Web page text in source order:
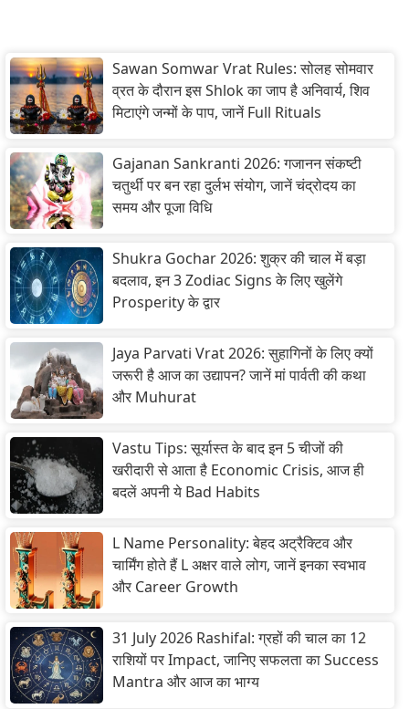
Sawan Somwar Vrat Rules: सोलह सोमवार
व्रत के दौरान इस Shlok का जाप है अनिवार्य, शिव
मिटाएंगे जन्मों के पाप, जानें Full Rituals
Gajanan Sankranti 2026: गजानन संकष्टी
चतुर्थी पर बन रहा दुर्लभ संयोग, जानें चंद्रोदय का
समय और पूजा विधि
Shukra Gochar 2026: शुक्र की चाल में बड़ा
बदलाव, इन 3 Zodiac Signs के लिए खुलेंगे
Prosperity के द्वार
Jaya Parvati Vrat 2026: सुहागिनों के लिए क्यों
जरूरी है आज का उद्यापन? जानें मां पार्वती की कथा
और Muhurat
Vastu Tips: सूर्यास्त के बाद इन 5 चीजों की
खरीदारी से आता है Economic Crisis, आज ही
बदलें अपनी ये Bad Habits
L Name Personality: बेहद अट्रैक्टिव और
चार्मिंग होते हैं L अक्षर वाले लोग, जानें इनका स्वभाव
और Career Growth
31 July 2026 Rashifal: ग्रहों की चाल का 12
राशियों पर Impact, जानिए सफलता का Success
Mantra और आज का भाग्य